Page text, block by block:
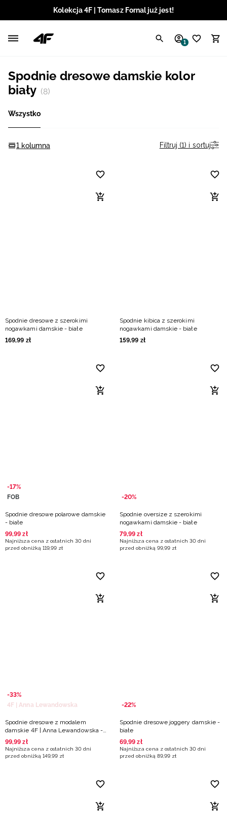
Kolekcja 4F | Tomasz Fornal już jest!
1
Spodnie dresowe damskie kolor
biały (8)
Wszystko
1 kolumna Filtruj (1) i sortuj
Spodnie dresowe z szerokimi
nogawkami damskie - białe
169,99 zł
Spodnie kibica z szerokimi
nogawkami damskie - białe
159,99 zł
-17%
FOB
Spodnie dresowe polarowe damskie
- białe
99,99 zł
Najniższa cena z ostatnich 30 dni
przed obniżką 119,99 zł
-20%
Spodnie oversize z szerokimi
nogawkami damskie - białe
79,99 zł
Najniższa cena z ostatnich 30 dni
przed obniżką 99,99 zł
-33%
4F | Anna Lewandowska
Spodnie dresowe z modalem
damskie 4F | Anna Lewandowska -
białe
99,99 zł
Najniższa cena z ostatnich 30 dni
przed obniżką 149,99 zł
-22%
Spodnie dresowe joggery damskie -
białe
69,99 zł
Najniższa cena z ostatnich 30 dni
przed obniżką 89,99 zł
Angielski / USD